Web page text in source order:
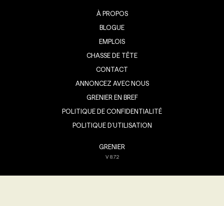
À PROPOS
BLOGUE
EMPLOIS
CHASSE DE TÊTE
CONTACT
ANNONCEZ AVEC NOUS
GRENIER EN BREF
POLITIQUE DE CONFIDENTIALITÉ
POLITIQUE D’UTILISATION
GRENIER
V8.7.2